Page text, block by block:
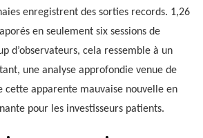
enregistrent des sorties records. 1,26
en seulement six sessions de
d’observateurs, cela ressemble à un
une analyse approfondie venue de
cette apparente mauvaise nouvelle en
pour les investisseurs patients.